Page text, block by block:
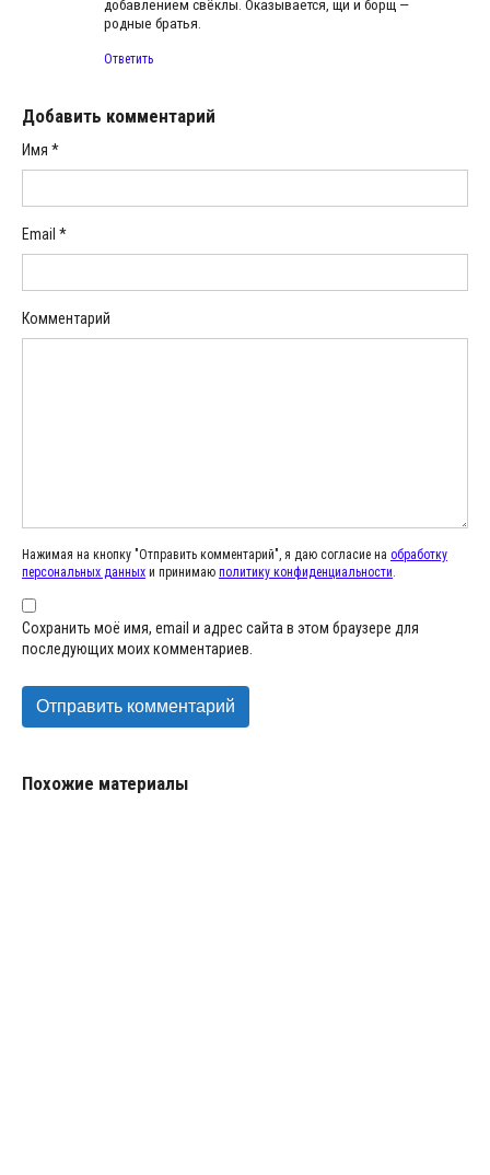
добавлением свёклы. Оказывается, щи и борщ —
родные братья.
Ответить
Добавить комментарий
Имя *
Email *
Комментарий
Нажимая на кнопку "Отправить комментарий", я даю согласие на обработку
персональных данных и принимаю политику конфиденциальности
Сохранить моё имя, email и адрес сайта в этом браузере для
последующих моих комментариев.
Похожие материалы